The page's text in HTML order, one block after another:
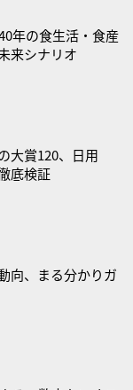
年の食生活・食産
来シナリオ
大賞120、日用
底検証
向、まる分かりガ